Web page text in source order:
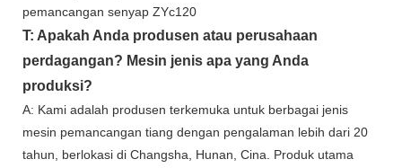
T: Apakah Anda produsen atau perusahaan
perdagangan? Mesin jenis apa yang Anda
produksi?
A: Kami adalah produsen terkemuka untuk berbagai jenis
mesin pemancangan tiang dengan pengalaman lebih dari 20
tahun, berlokasi di Changsha, Hunan, Cina. Produk utama